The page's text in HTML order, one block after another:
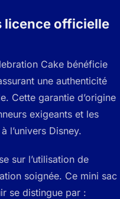
licence officielle
Cake bénéficie
une authenticité
Cette garantie d’origine
exigeants et les
l’univers Disney.
sur l’utilisation de
soignée. Ce mini sac
se distingue par :